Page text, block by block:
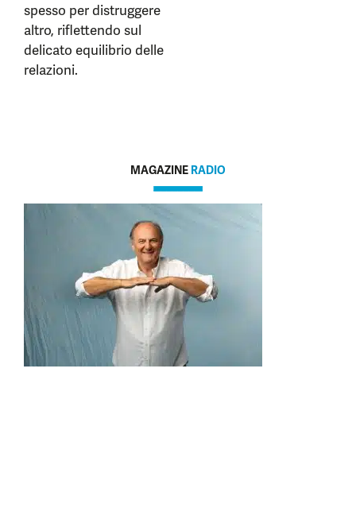
spesso per distruggere
altro, riflettendo sul
delicato equilibrio delle
relazioni.
MAGAZINE RADIO